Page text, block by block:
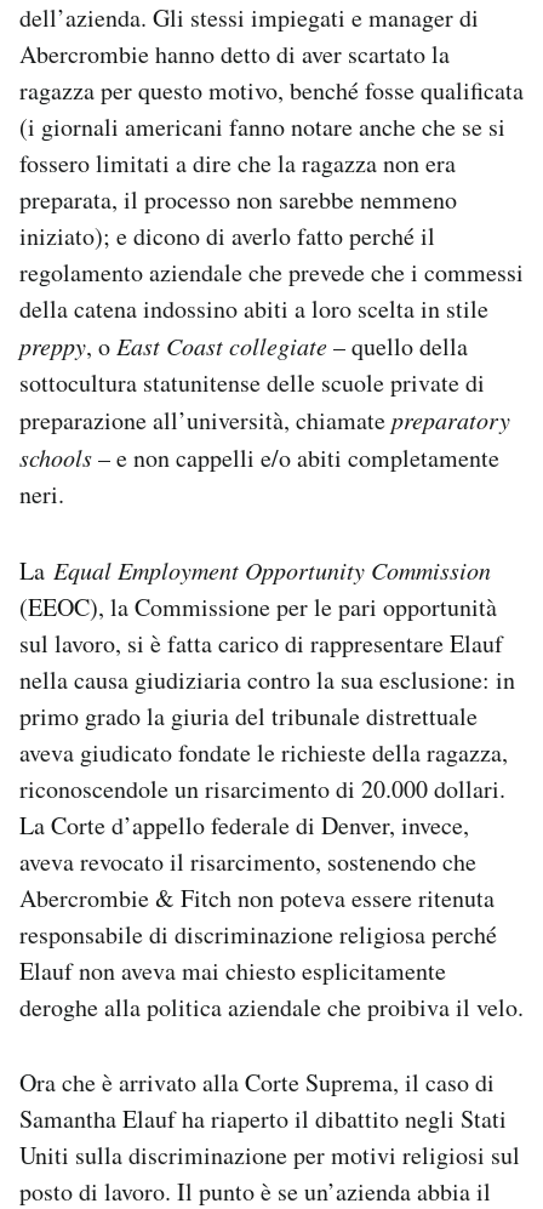
dell’azienda. Gli stessi impiegati e manager di
Abercrombie hanno detto di aver scartato la
ragazza per questo motivo, benché fosse qualificata
(i giornali americani fanno notare anche che se si
fossero limitati a dire che la ragazza non era
preparata, il processo non sarebbe nemmeno
iniziato); e dicono di averlo fatto perché il
regolamento aziendale che prevede che i commessi
della catena indossino abiti a loro scelta in stile
preppy, oEast Coast collegiate– quello della
sottocultura statunitense delle scuole private di
preparazione all’università, chiamatepreparatory
schools– e non cappelli e/o abiti completamente
neri.
La Equal Employment Opportunity Commission
(EEOC), la Commissione per le pari opportunità
sul lavoro, si è fatta carico di rappresentare Elauf
nella causa giudiziaria contro la sua esclusione: in
primo grado la giuria del tribunale distrettuale
aveva giudicato fondate le richieste della ragazza,
riconoscendole un risarcimento di 20.000 dollari.
La Corte d’appello federale di Denver, invece,
aveva revocato il risarcimento, sostenendo che
Abercrombie & Fitch non poteva essere ritenuta
responsabile di discriminazione religiosa perché
Elauf non aveva mai chiesto esplicitamente
deroghe alla politica aziendale che proibiva il velo.
Ora che è arrivato alla Corte Suprema, il caso di
Samantha Elauf ha riaperto il dibattito negli Stati
Uniti sulla discriminazione per motivi religiosi sul
posto di lavoro. Il punto è se un’azienda abbia il